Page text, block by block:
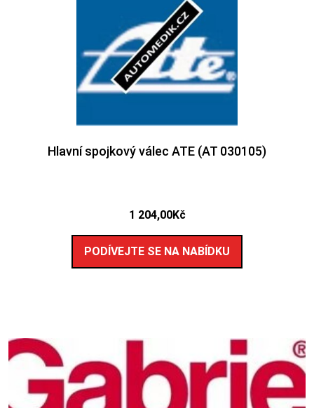
Hlavní spojkový válec ATE (AT 030105)
1 204,00Kč
PODÍVEJTE SE NA NABÍDKU